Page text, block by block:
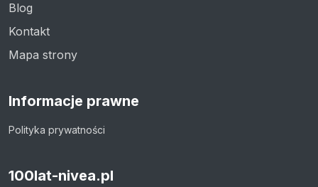
Blog
Kontakt
Mapa strony
Informacje prawne
Polityka prywatności
100lat-nivea.pl